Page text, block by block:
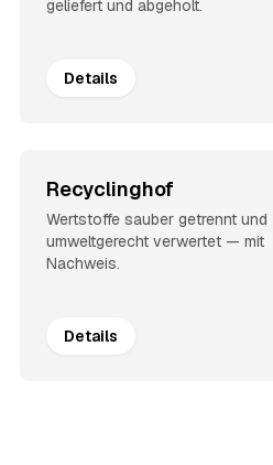
geliefert und abgeholt.
Details
Recyclinghof
Wertstoffe sauber getrennt und
umweltgerecht verwertet — mit
Nachweis.
Details